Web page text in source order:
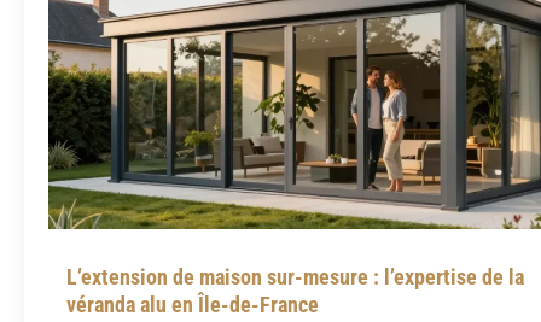
L’extension de maison sur-mesure : l’expertise de la
véranda alu en Île-de-France